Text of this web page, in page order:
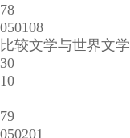
78
050108
比较文学与世界文学
30
10
79
050201